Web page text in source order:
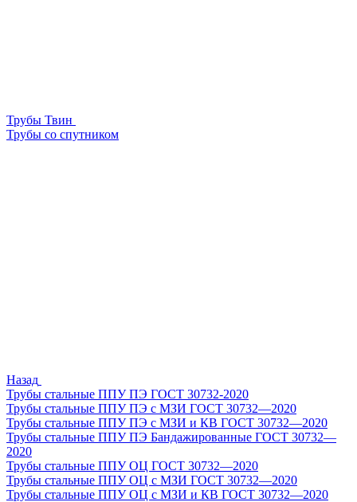
Трубы Твин
Трубы со спутником
Назад
Трубы стальные ППУ ПЭ ГОСТ 30732-2020
Трубы стальные ППУ ПЭ с МЗИ ГОСТ 30732—2020
Трубы стальные ППУ ПЭ с МЗИ и КВ ГОСТ 30732—2020
Трубы стальные ППУ ПЭ Бандажированные ГОСТ 30732—
2020
Трубы стальные ППУ ОЦ ГОСТ 30732—2020
Трубы стальные ППУ ОЦ с МЗИ ГОСТ 30732—2020
Трубы стальные ППУ ОЦ с МЗИ и КВ ГОСТ 30732—2020